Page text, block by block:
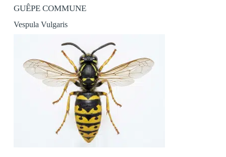
GUÊPE COMMUNE
Vespula Vulgaris